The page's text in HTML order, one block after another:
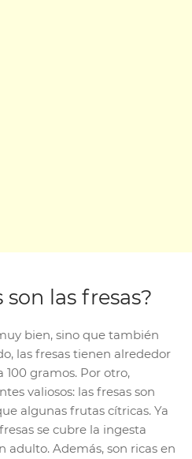
son las fresas?
bien, sino que también
las fresas tienen alrededor
100 gramos. Por otro,
valiosos: las fresas son
algunas frutas cítricas. Ya
se cubre la ingesta
adulto. Además, son ricas en